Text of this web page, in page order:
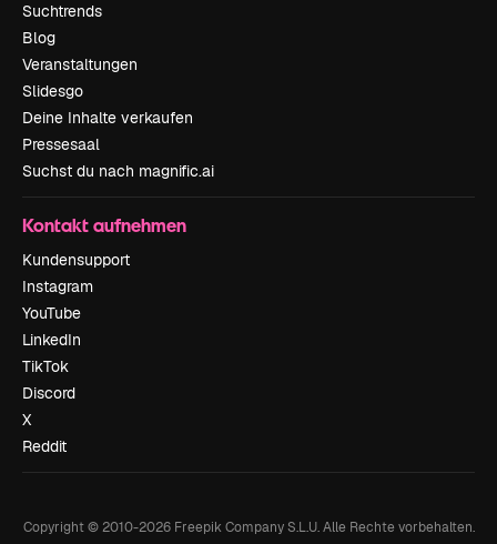
Suchtrends
Blog
Veranstaltungen
Slidesgo
Deine Inhalte verkaufen
Pressesaal
Suchst du nach magnific.ai
Kontakt aufnehmen
Kundensupport
Instagram
YouTube
LinkedIn
TikTok
Discord
X
Reddit
Copyright © 2010-2026Freepik Company S.L.U. Alle Rechte vorbehalten.